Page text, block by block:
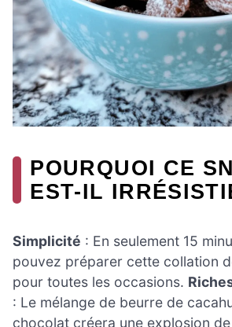
POURQUOI CE
EST-IL
Simplicité : En seulement 15
pouvez préparer cette collation
pour toutes les occasions.
: Le mélange de beurre de
chocolat créera une explosion